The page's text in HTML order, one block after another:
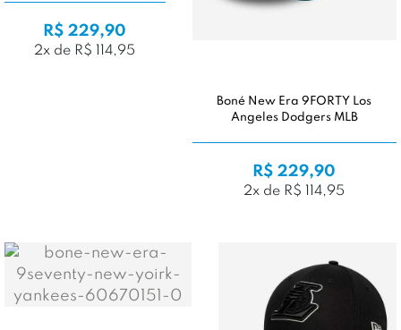
R$ 229,90
2x de R$ 114,95
Boné New Era 9FORTY Los
Angeles Dodgers MLB
R$ 229,90
2x de R$ 114,95